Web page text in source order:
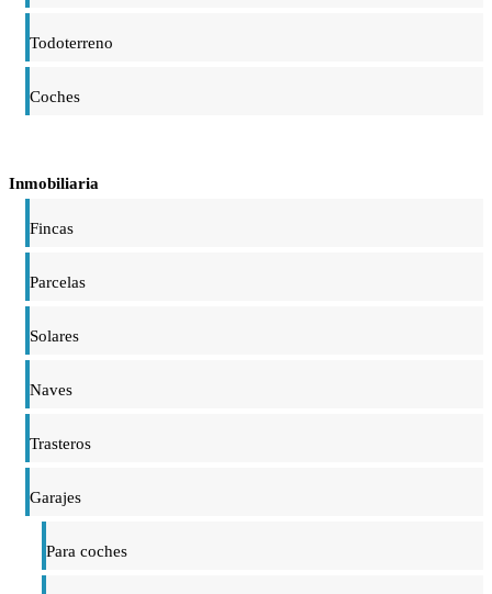
Todoterreno
Coches
Inmobiliaria
Fincas
Parcelas
Solares
Naves
Trasteros
Garajes
Para coches